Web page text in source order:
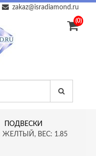
zakaz@isradiamond.ru
(0)
ПОДВЕСКИ
ЖЕЛТЫЙ, ВЕС: 1.85